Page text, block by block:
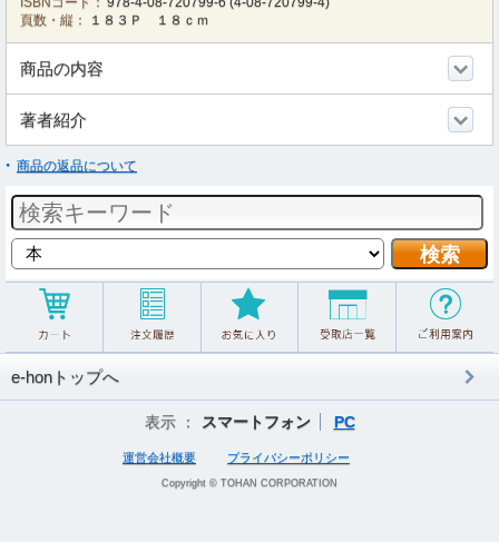
頁数・縦：
１８３Ｐ １８ｃｍ
商品の内容
著者紹介
商品の返品について
e-honトップへ
表示 ： スマートフォン PC
運営会社概要 プライバシーポリシー
Copyright © TOHAN CORPORATION